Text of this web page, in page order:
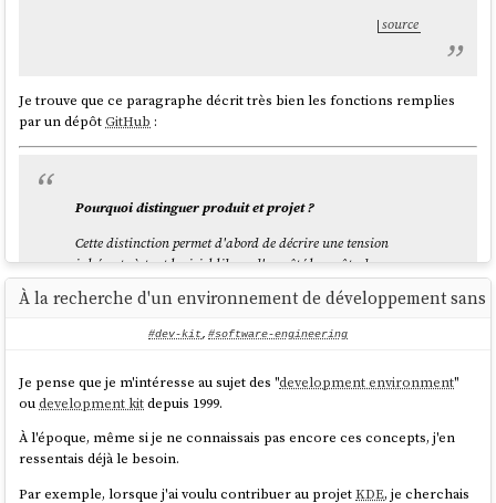
            # $ docker compose exec tang jose
jwk thp -i /db/pLWwUuLhqqFb-
Mgf5iVkwuV4BehG9vzd2SXGMyGroNw.jwk
Mgf5iVkwuV4BehG9vzd2SXGMyGroNw
            thumbprint: dx9dNzgs-
        threshold: 2 # TMP2 + Tang (or
passphrase keyboard input)
récupérer le paramètrethumbprintde l'instance
Voici la méthode que j'ai utilisée :
$ docker compose exec tang jose jwk thp -i
/db/pLWwUuLhqqFb-
Mgf5iVkwuV4BehG9vzd2SXGMyGroNw.jwk
pLWwUuLhqqFb-Mgf5iVkwuV4BehG9vzd2SXGMyGroNw
source
Je trouve que ce paragraphe décrit très bien les fonctions remplies
par un dépôtGitHub :
Pourquoi distinguer produit et projet ?
Cette distinction permet d'abord de décrire une tension
inhérente à tout logiciel libre : d'un côté les coûts de
distribution du produit sont quasi-nuls, mais de l'autre,
l'énergie à dépenser pour maintenir le projet est élevée.
Lorsque le nombre d'utilisateurs augmente, la valeur du
premier se multiplie facilement, mais le deuxième ne peut
que se diviser.
source
À la recherche d'un environnement de développement sans
#dev-kit, #software-engineering
Je pense que je m'intéresse au sujet des "development environment"
oudevelopment kitdepuis 1999.
À l'époque, même si je ne connaissais pas encore ces concepts, j'en
ressentais déjà le besoin.
Par exemple, lorsque j'ai voulu contribuer au projetKDE, je cherchais